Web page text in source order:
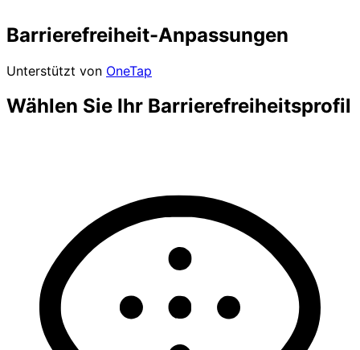
Barrierefreiheit-Anpassungen
Unterstützt von OneTap
Wählen Sie Ihr Barrierefreiheitsprofil